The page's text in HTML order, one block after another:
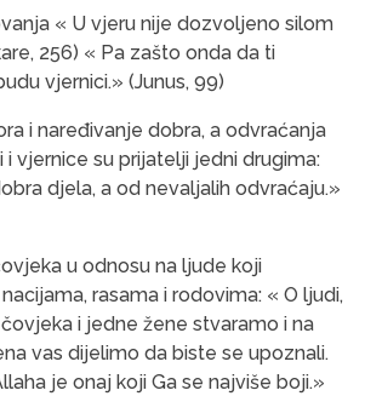
« U vjeru nije dozvoljeno silom
256) « Pa zašto onda da ti
vjernici.» (Junus, 99)
i naređivanje dobra, a odvraćanja
i vjernice su prijatelji jedni drugima:
djela, a od nevaljalih odvraćaju.»
u odnosu na ljude koji
rasama i rodovima: « O ljudi,
i jedne žene stvaramo i na
vas dijelimo da biste se upoznali.
je onaj koji Ga se najviše boji.»